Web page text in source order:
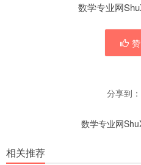
数学专业网
分享到：
数学专业网
相关推荐